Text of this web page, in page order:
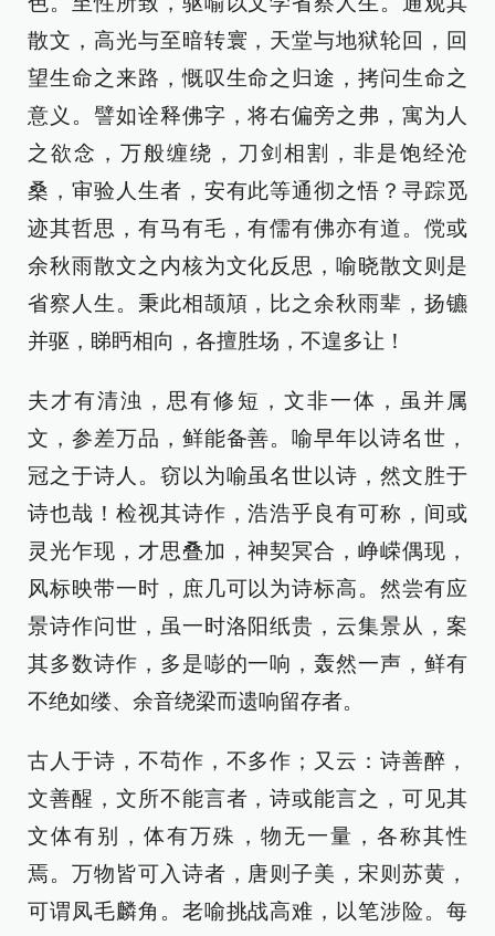
散文，高光与至暗转寰，天堂与地狱轮回，回
望生命之来路，慨叹生命之归途，拷问生命之
意义。譬如诠释佛字，将右偏旁之弗，寓为人
之欲念，万般缠绕，刀剑相割，非是饱经沧
桑，审验人生者，安有此等通彻之悟？寻踪觅
迹其哲思，有马有毛，有儒有佛亦有道。傥或
余秋雨散文之内核为文化反思，喻晓散文则是
省察人生。秉此相颉頏，比之余秋雨辈，扬镳
并驱，睇眄相向，各擅胜场，不遑多让！
夫才有清浊，思有修短，文非一体，虽并属
文，参差万品，鲜能备善。喻早年以诗名世，
冠之于诗人。窃以为喻虽名世以诗，然文胜于
诗也哉！检视其诗作，浩浩乎良有可称，间或
灵光乍现，才思叠加，神契冥合，峥嵘偶现，
风标映带一时，庶几可以为诗标高。然尝有应
景诗作问世，虽一时洛阳纸贵，云集景从，案
其多数诗作，多是嘭的一响，轰然一声，鲜有
不绝如缕、余音绕梁而遗响留存者。
古人于诗，不苟作，不多作；又云：诗善醉，
文善醒，文所不能言者，诗或能言之，可见其
文体有别，体有万殊，物无一量，各称其性
焉。万物皆可入诗者，唐则子美，宋则苏黄，
可谓凤毛麟角。老喻挑战高难，以笔涉险。每